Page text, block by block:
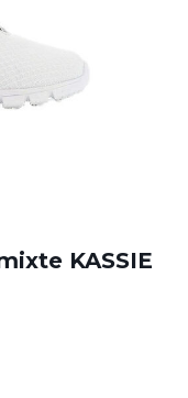
KASSIE